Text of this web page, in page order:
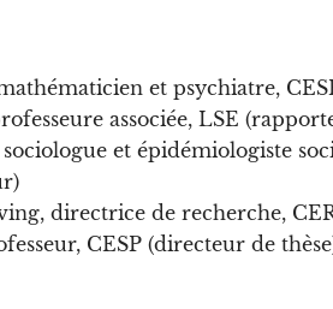
et psychiatre,
associée, LSE
et épidémiologiste
directrice de recherche,
CESP (directeur de